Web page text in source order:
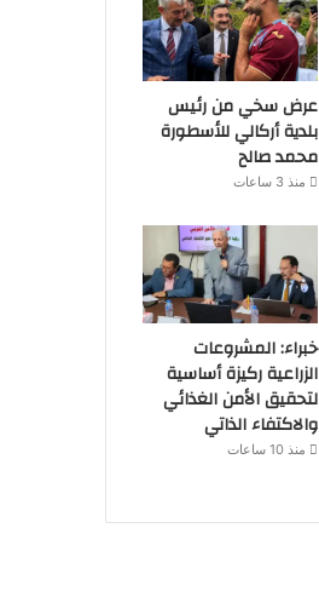
عرض سخي من رئيس
بلدية أركالي للأسطورة
محمد صالح
منذ 3 ساعات
خبراء: المشروعات
الزراعية ركيزة أساسية
لتحقيق الأمن الغذائي
والاكتفاء الذاتي
منذ 10 ساعات